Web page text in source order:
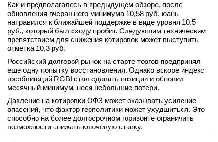
Вход
Как и предполагалось в предыдущем обзоре, после
обновления вчерашнего минимума 10,58 руб. юань
направился к ближайшей поддержке в виде уровня 10,5
руб., который был сходу пробит. Следующим техническим
препятствием для снижения котировок может выступить
отметка 10,3 руб.
Российский долговой рынок на старте торгов предпринял
еще одну попытку восстановления. Однако вскоре индекс
гособлигаций RGBI стал сдавать позиции и обновил
месячный минимум, неся небольшие потери.
Давление на котировки ОФЗ может оказывать усиление
опасений, что фактор геополитики может ухудшиться. Это
способно на более долгосрочном горизонте ограничить
возможности снижать ключевую ставку.